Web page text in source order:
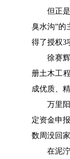
但正
臭水沟”的
得了授权3
徐赛
册土木工
成优质、
万里
定资金申
数周没回
在泥